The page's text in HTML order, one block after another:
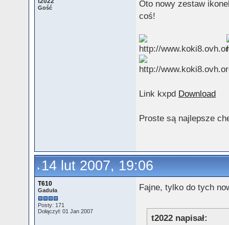
Gość
Oto nowy zestaw
coś!
Link kxpd Download
Proste są najlepsze
14 lut 2007, 19:06
T610
Gaduła
Posty: 171
Dołączył: 01 Jan 2007
Fajne, tylko do tych
t2022 napisał: